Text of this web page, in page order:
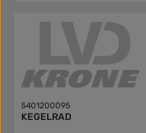
5401200095
KEGELRAD